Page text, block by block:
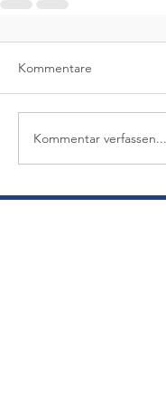
Kommentare
Kommentar verfassen...